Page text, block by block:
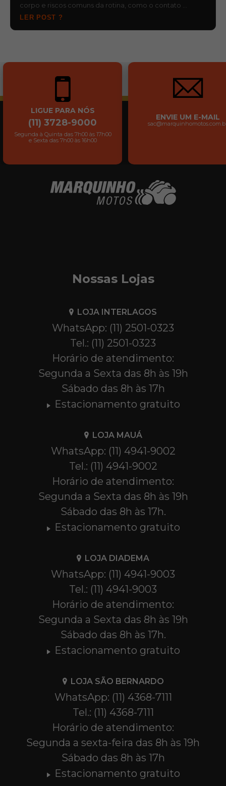
corpo e riscos comuns da rotina, como o contato …
LER POST ?
LIGUE PARA NÓS
(11) 3728-9000
Segunda à Quinta das 7h00 às 17h00
e Sexta das 7h00 às 16h00
ENVIE UM E-MAIL
Nossas Lojas
LOJA INTERLAGOS
WhatsApp: (11) 2501-0323
Tel.: (11) 2501-0323
Horário de atendimento:
Segunda a Sexta das 8h às 19h
Sábado das 8h às 17h
Estacionamento gratuito
LOJA MAUÁ
WhatsApp: (11) 4941-9002
Tel.: (11) 4941-9002
Horário de atendimento:
Segunda a Sexta das 8h às 19h
Sábado das 8h às 17h.
Estacionamento gratuito
LOJA DIADEMA
WhatsApp: (11) 4941-9003
Tel.: (11) 4941-9003
Horário de atendimento:
Segunda a Sexta das 8h às 19h
Sábado das 8h às 17h.
Estacionamento gratuito
LOJA SÃO BERNARDO
WhatsApp: (11) 4368-7111
Tel.: (11) 4368-7111
Horário de atendimento:
Segunda a sexta-feira das 8h às 19h
Sábado das 8h às 17h
Estacionamento gratuito